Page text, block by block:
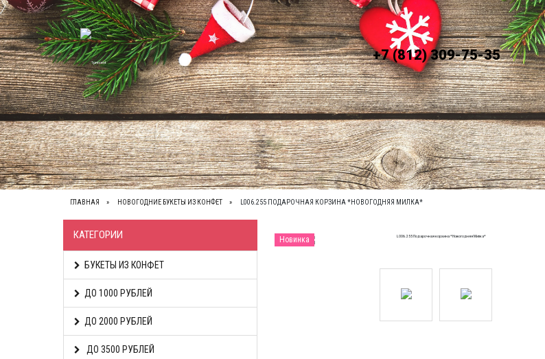
+7 (812) 309-75-35
ВЕСЬ КАТАЛОГ О НАС КОНТАКТЫ ОПЛАТА УСЛОВИЯ ДОСТАВКИ
ГЛАВНАЯ НОВОГОДНИЕ БУКЕТЫ ИЗ КОНФЕТ L006.255 ПОДАРОЧНАЯ КОРЗИНА *НОВОГОДНЯЯ МИЛКА*
КАТЕГОРИИ
БУКЕТЫ ИЗ КОНФЕТ
ДО 1000 РУБЛЕЙ
ДО 2000 РУБЛЕЙ
ДО 3500 РУБЛЕЙ
Новинка